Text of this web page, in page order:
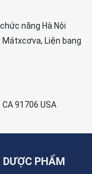
năng Hà Nội
Liện bang
91706 USA
PHẨM